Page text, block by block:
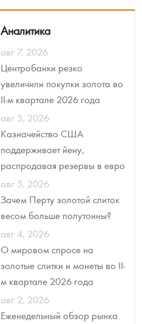
Аналитика
авг 7, 2026
Центробанки резко
увеличили покупки золота во
II-м квартале 2026 года
авг 5, 2026
Казначейство США
поддерживает йену,
распродавая резервы в евро
авг 5, 2026
Зачем Перту золотой слиток
весом больше полутонны?
авг 4, 2026
О мировом спросе на
золотые слитки и монеты во II-
м квартале 2026 года
авг 2, 2026
Еженедельный обзор рынка